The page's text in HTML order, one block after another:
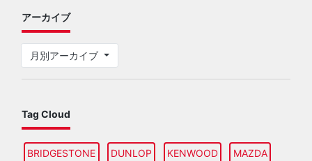
アーカイブ
月別アーカイブ
Tag Cloud
BRIDGESTONE DUNLOP KENWOOD MAZDA